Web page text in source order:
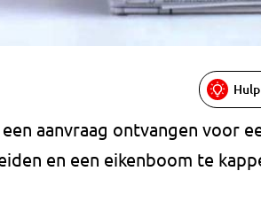
aanvraag ontvangen voor
en een eikenboom te